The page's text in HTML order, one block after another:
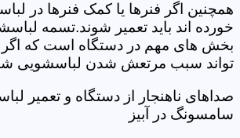
همچنین اگر فنرها یا کمک فنرها در
خورده اند باید تعمیر شوند.تسمه
بخش های مهم در دستگاه است که
تواند سبب مرتعش شدن لباسشویی
صداهای ناهنجار از دستگاه و تعمیر
سامسونگ در آبیز